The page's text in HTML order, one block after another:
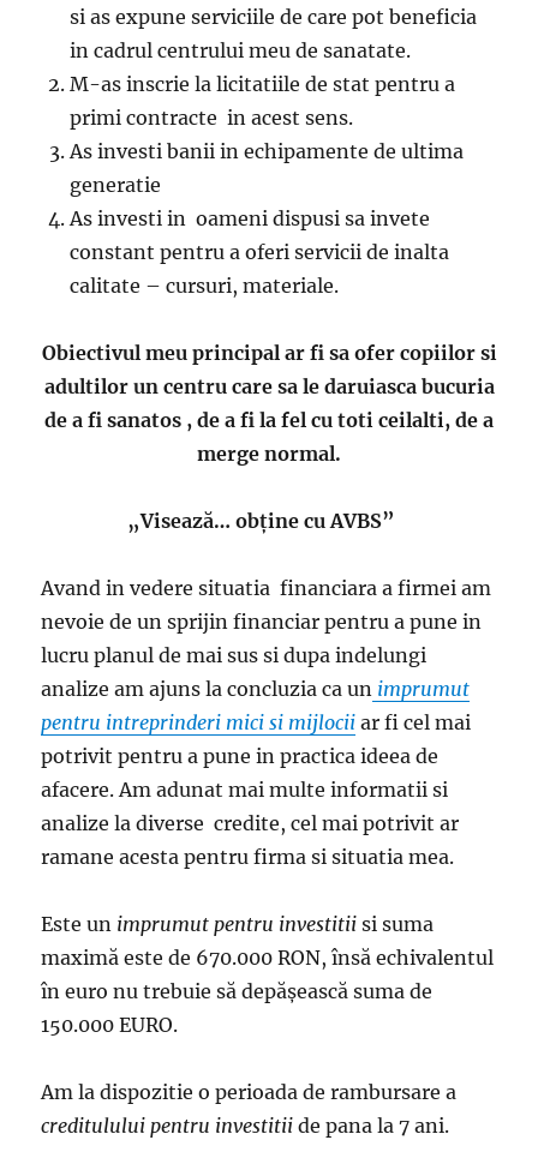
si as expune serviciile de care pot beneficia
in cadrul centrului meu de sanatate.
M-as inscrie la licitatiile de stat pentru a
primi contracte in acest sens.
As investi banii in echipamente de ultima
generatie
As investi in oameni dispusi sa invete
constant pentru a oferi servicii de inalta
calitate – cursuri, materiale.
Obiectivul meu principal ar fi sa ofer copiilor si
adultilor un centru care sa le daruiasca bucuria
de a fi sanatos , de a fi la fel cu toti ceilalti, de a
merge normal.
„Visează… obține cu AVBS”
Avand in vedere situatia financiara a firmei am
nevoie de un sprijin financiar pentru a pune in
lucru planul de mai sus si dupa indelungi
analize am ajuns la concluzia ca un imprumut
pentru intreprinderi mici si mijlocii ar fi cel mai
potrivit pentru a pune in practica ideea de
afacere. Am adunat mai multe informatii si
analize la diverse credite, cel mai potrivit ar
ramane acesta pentru firma si situatia mea.
Este un imprumut pentru investitii si suma
maximă este de 670.000 RON, însă echivalentul
în euro nu trebuie să depășească suma de
150.000 EURO.
Am la dispozitie o perioada de rambursare a
creditulului pentru investitii de pana la 7 ani.